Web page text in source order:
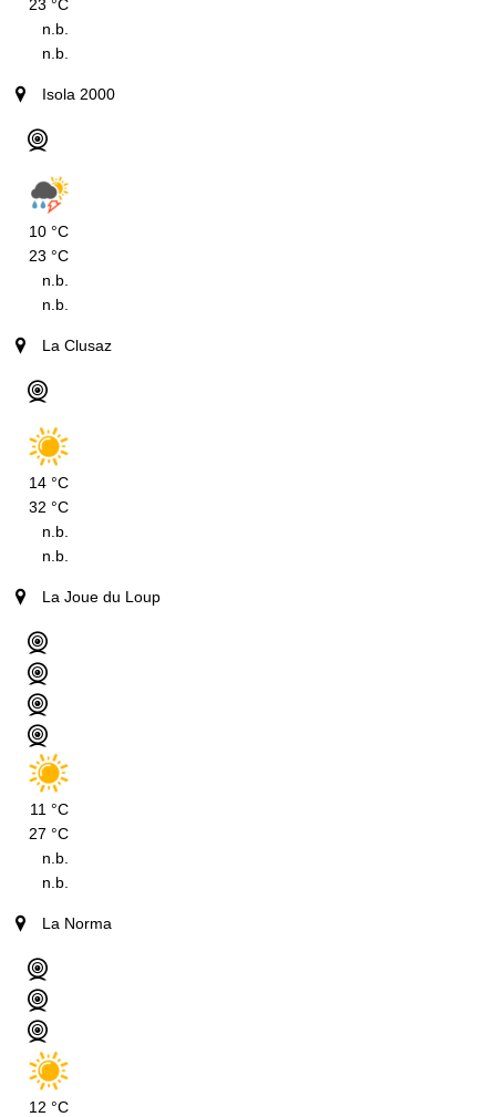
23 °C
n.b.
n.b.
Isola 2000
10 °C
23 °C
n.b.
n.b.
La Clusaz
14 °C
32 °C
n.b.
n.b.
La Joue du Loup
11 °C
27 °C
n.b.
n.b.
La Norma
12 °C